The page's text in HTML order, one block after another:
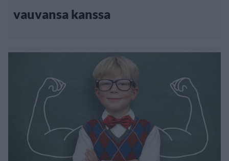
vauvansa kanssa